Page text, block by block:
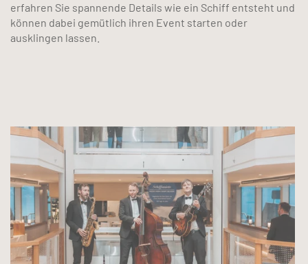
erfahren Sie spannende Details wie ein Schiff entsteht und
können dabei gemütlich ihren Event starten oder
ausklingen lassen.